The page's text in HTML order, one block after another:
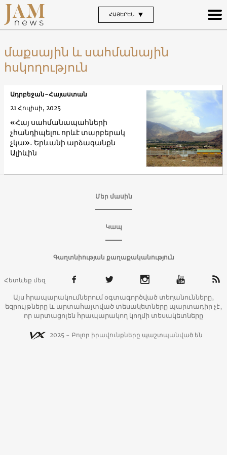
ՀԱՅԵՐԵՆ
մաքսային և սահմանային
հսկողություն
«Հայ սահմանապահների
չհանդիպելու որևէ տարբերակ
չկա»․ Երևանի արձագանքն
Ալիևին
Ադրբեջան-Հայաստան
21 Հուլիսի, 2025
Մեր մասին
Կապ
Գաղտնիության քաղաքականություն
Հետևեք մեզ
Այս հրապարակումներում օգտագործված տեղանունները,
եզրույթները և արտահայտված տեսակետները պարտադիր չէ,
որ արտացոլեն հրապարակող կողմի տեսակետները
2025 - Բոլոր իրավունքները պաշտպանված են